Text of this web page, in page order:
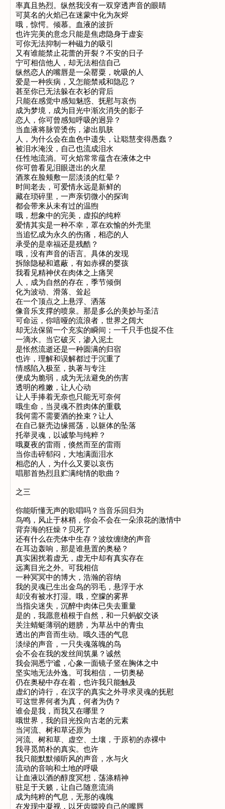
率真且热烈。纵然我没有一双穿透声音的眼睛
可莫名的火焰已在迷蒙中化为灰烬
哦，惊愕。倾慕。血液的波折
也许完美的意念只能是焦虑隐身于虚妄
可你无法抑制一种磁力的吸引
又有谁能禁止花蕾的开裂？不安的日子
宁可相信他人，却无法相信自己
纵然恋人的嘴唇是一朵罂粟，吮吸的人
爱是一种疾病，又怎能禁戒和隐忍？
甚至你已无法躲在衣衫的背后
只能在感觉中感知魅惑、抚慰与哀伤
成为梦境，成为目光中渐次消失的影子
恋人，你可曾感知呼吸的迥异？
当血液将脉管烫伤，渗出肌肤
人，为什么会在血色中遗失，让聪慧变得愚蠢？
被泪水淹没，自己也流成泪水
任性地流淌。可火焰常常蕴含在液体之中
你可曾看见泪眼迸出的火星
酒浆在脸颊敷一层淡淡的红晕？
时间老去，可爱情永远是新鲜的
藏在琐碎里，一声亲切微小的探询
都会带来从未有过的温煦
哦，想象中的完美，虚拟的纯粹
爱情其实是一种不幸，罩在欢愉的外壳里
当追忆成为永久的伤痛，相恋的人
承受的是幸福还是残酷？
哦，没有声音的语言。具体的发现
拆除隐秘和遮蔽，有如赤裸的婴孩
我看见精神伏在肉体之上痛哭
人，成为自然的存在，季节倾倒
化为波动、滑落、耸起
在一个顶点之上悬浮、洒落
像音乐支撑的喷泉。那是多么的美妙与圣洁
可命运，你喑哑的流浪者，世界之阔大
却无法保留一个充实的瞬间；一千只手也捉不住
一滴水。当它破灭，渗入泥土
是怅然流逝还是一种圆满的归宿
也许，理解和误解都过于沉重了
情感陷入极至，执著与专注
便成为脆弱，成为无法避免的伤害
透明的稚嫩，让人心动
让人手捧着无奈也只能无可奈何
哦生命，当灵魂不胜肉体的重载
我何需不需要酒的拴束？让人
在自己躯壳边缘摇荡，以躯体的坠落
托举灵魂，以诚挚与纯粹？
哦夏夜的雷雨，倏然而至的雷雨
当你击碎郁闷，大地满面泪水
相恋的人，为什么又要以哀伤
唱那首热烈且贮满纯情的歌曲？
之三
你能听懂无声的歌唱吗？当音乐回归为
鸟鸣，风止于林稍，你会不会在一朵浪花的激情中
背弃海的狂燥？贝死了
还有什么在壳体中生存？波纹缠绕的声音
在耳边轰响，那是谁悬置的奥秘？
真实困扰着虚无，虚无中却有真实存在
远离目光之外。可我相信
一种冥冥中的博大，浩瀚的容纳
我的灵魂已生出金鸟的羽毛，悬浮于水
却没有被水打湿。哦，空朦的雾界
当指尖迷失，沉醉中肉体已失去重量
是的，我愿意植根于自然，和一只蚂蚁交谈
关注蜻蜓薄弱的翅膀，为草丛中的青虫
透出的声音而生动。哦久违的气息
淡绿的声音，一只失魂落魄的鸟
会不会在我的发丝间筑巢？诚然
我会洞悉宁谧，心象一面镜子竖在胸体之中
坚实地无法外逸。可我相信，一切奥秘
仍在奥秘中存在着，也许我只能触及
虚幻的诗行，在汉字的真实之外寻求灵魂的抚慰
可这世界何者为真，何者为伪？
谁会是我，而我又在哪里？
哦世界，我的目光投向古老的元素
当河流、树和草还原为
河流、树和草、虚空、土壤，于原初的赤裸中
我寻觅简朴的真实。也许
我只能默默倾听风的声音，水与火
流动的音响和土地的呼吸
让血液以酒的醇度冥想，荡涤精神
驻足于天籁，让自己随意流淌
成为纯粹的气息，无形的魂魄
在发现中凝视，以牙齿噬咬自己的嘴唇